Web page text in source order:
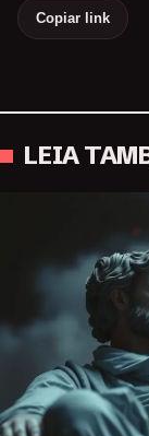
Copiar link
LEIA